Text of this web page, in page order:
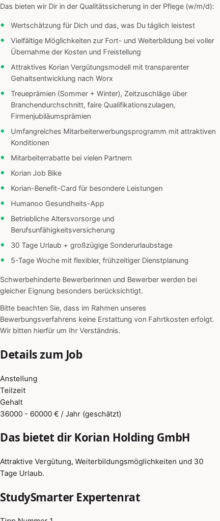
Das bieten wir Dir in der Qualitätssicherung in der Pflege (w/m/d):
Wertschätzung für Dich und das, was Du täglich leistest
Vielfältige Möglichkeiten zur Fort- und Weiterbildung bei voller
Übernahme der Kosten und Freistellung
Attraktives Korian Vergütungsmodell mit transparenter
Gehaltsentwicklung nach Worx
Treueprämien (Sommer + Winter), Zeitzuschläge über
Branchendurchschnitt, faire Qualifikationszulagen,
Firmenjubiläumsprämien
Umfangreiches Mitarbeiterwerbungsprogramm mit attraktiven
Konditionen
Mitarbeiterrabatte bei vielen Partnern
Korian Job Bike
Korian-Benefit-Card für besondere Leistungen
Humanoo Gesundheits-App
Betriebliche Altersvorsorge und
Berufsunfähigkeitsversicherung
30 Tage Urlaub + großzügige Sonderurlaubstage
5-Tage Woche mit flexibler, frühzeitiger Dienstplanung
Schwerbehinderte Bewerberinnen und Bewerber werden bei
gleicher Eignung besonders berücksichtigt.
Bitte beachten Sie, dass im Rahmen unseres
Bewerbungsverfahrens keine Erstattung von Fahrtkosten erfolgt.
Wir bitten hierfür um Ihr Verständnis.
Details zum Job
Anstellung
Teilzeit
Gehalt
36000 - 60000 € / Jahr (geschätzt)
Das bietet dir Korian Holding GmbH
Attraktive Vergütung, Weiterbildungsmöglichkeiten und 30
Tage Urlaub.
StudySmarter Expertenrat